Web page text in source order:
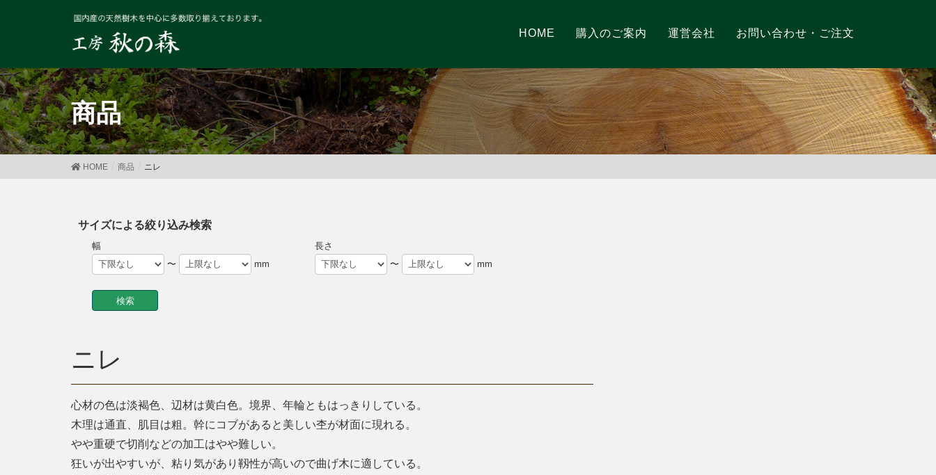
HOME 購入のご案内 運営会社 お問い合わせ・ご注文
商品
HOME 商品 ニレ
サイズによる絞り込み検索
幅
〜
mm
長さ
〜
mm
ニレ
心材の色は淡褐色、辺材は黄白色。境界、年輪ともはっきりしている。
木理は通直、肌目は粗。幹にコブがあると美しい杢が材面に現れる。
やや重硬で切削などの加工はやや難しい。
狂いが出やすいが、粘り気があり靱性が高いので曲げ木に適している。